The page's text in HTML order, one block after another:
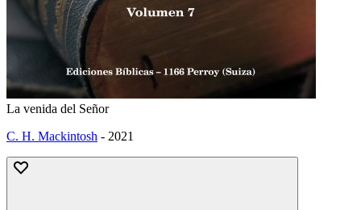
La venida del Señor
C. H. Mackintosh - 2021